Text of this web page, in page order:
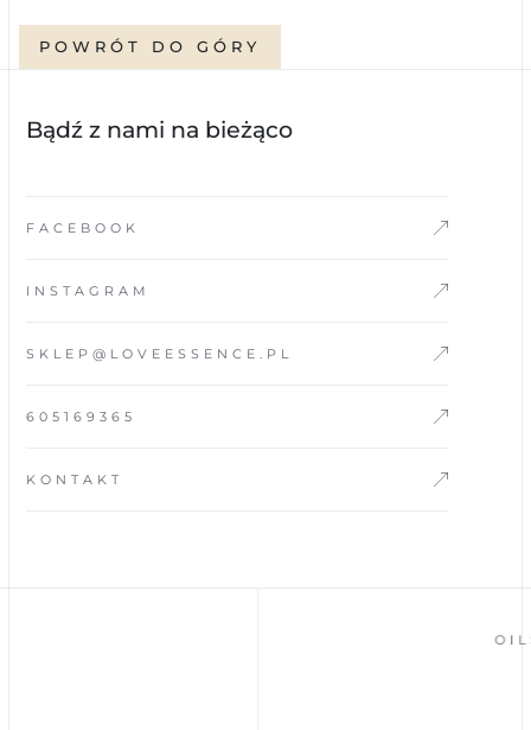
POWRÓT DO GÓRY
Bądź z nami na bieżąco
FACEBOOK
INSTAGRAM
SKLEP@LOVEESSENCE.PL
605169365
KONTAKT